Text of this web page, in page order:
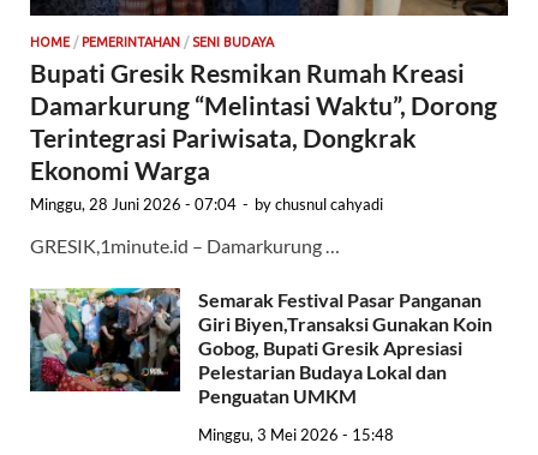
HOME / PEMERINTAHAN / SENI BUDAYA
Bupati Gresik Resmikan Rumah Kreasi
Damarkurung “Melintasi Waktu”, Dorong
Terintegrasi Pariwisata, Dongkrak
Ekonomi Warga
Minggu, 28 Juni 2026 - 07:04 - bychusnul cahyadi
GRESIK,1minute.id – Damarkurung …
Semarak Festival Pasar Panganan
Giri Biyen,Transaksi Gunakan Koin
Gobog, Bupati Gresik Apresiasi
Pelestarian Budaya Lokal dan
Penguatan UMKM
Minggu, 3 Mei 2026 - 15:48